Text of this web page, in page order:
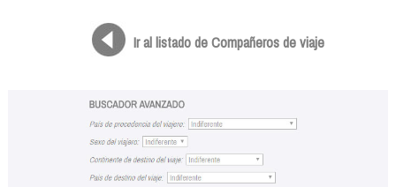
Ir al listado de Compañeros de viaje